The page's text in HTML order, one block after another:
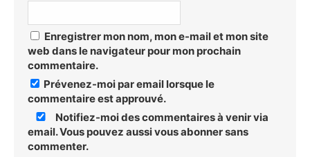
Enregistrer mon nom, mon e-mail et mon site
web dans le navigateur pour mon prochain
commentaire.
Prévenez-moi par email lorsque le
commentaire est approuvé.
Notifiez-moi des commentaires à venir via
email. Vous pouvez aussivous abonnersans
commenter.